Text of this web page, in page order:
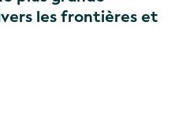
les frontières et